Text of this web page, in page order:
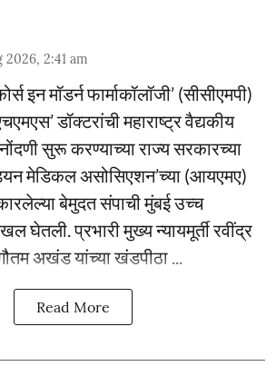
2026, 2:41 am
इन मॉडर्न फार्माकॉलॉजी’ (सीसीएमपी)
डॉक्टरांची महाराष्ट्र वैद्यकीय
सुरू करण्याच्या राज्य सरकारच्या
मेडिकल असोसिएशन’च्या (आयएमए)
बेमुदत संपाची मुंबई उच्च
घेतली. प्रभारी मुख्य न्यायमूर्ती रवींद्र
अखंड यांच्या खंडपीठा ...
Read More